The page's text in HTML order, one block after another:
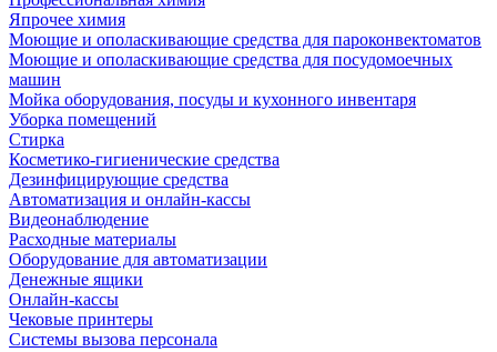
Япрочее химия
Моющие и ополаскивающие средства для пароконвектоматов
Моющие и ополаскивающие средства для посудомоечных
машин
Мойка оборудования, посуды и кухонного инвентаря
Уборка помещений
Стирка
Косметико-гигиенические средства
Дезинфицирующие средства
Автоматизация и онлайн-кассы
Видеонаблюдение
Расходные материалы
Оборудование для автоматизации
Денежные ящики
Онлайн-кассы
Чековые принтеры
Системы вызова персонала